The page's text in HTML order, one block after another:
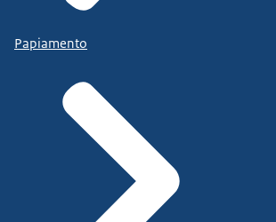
Papiamento